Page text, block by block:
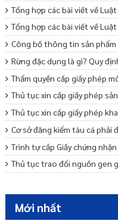
Tổng hợp các bài viết về
Tổng hợp các bài viết về
Công bố thông tin sản
Rừng đặc dụng là gì? Quy
Thẩm quyền cấp giấy phép
Thủ tục xin cấp giấy phép
Thủ tục xin cấp giấy phép
Cơ sở đăng kiểm tàu cá phải
Trình tự cấp Giấy chứng
Thủ tục trao đổi nguồn gen
Thủ tục điều chỉnh giấy
Di Sản Thiên Nhiên Là Gì?
Mới nhất